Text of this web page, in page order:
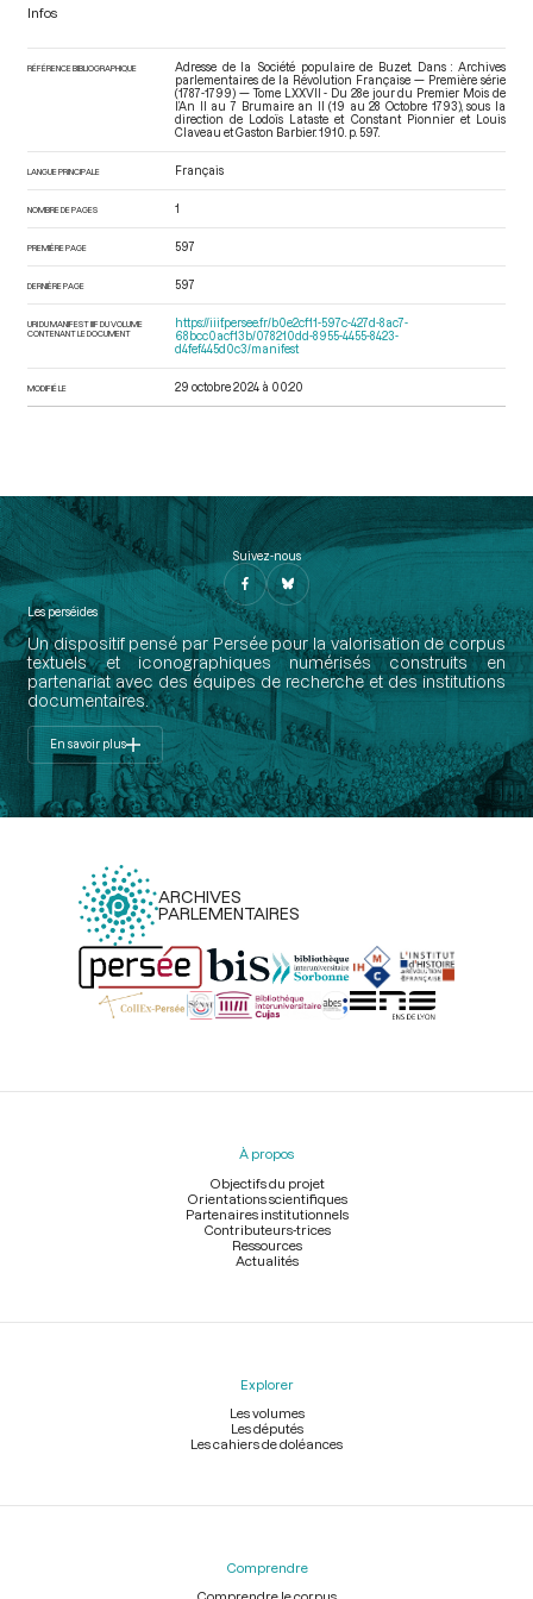
Infos
RÉFÉRENCE BIBLIOGRAPHIQUE
Adresse de la Société populaire de Buzet. Dans : Archives
parlementaires de la Révolution Française — Première série
(1787-1799) — Tome LXXVII - Du 28e jour du Premier Mois de
l’An II au 7 Brumaire an II (19 au 28 Octobre 1793), sous la
direction de Lodoïs Lataste et Constant Pionnier et Louis
Claveau et Gaston Barbier. 1910. p. 597.
LANGUE PRINCIPALE Français
NOMBRE DE PAGES 1
PREMIÈRE PAGE 597
DERNIÈRE PAGE 597
URI DU MANIFEST IIIF DU VOLUME
CONTENANT LE DOCUMENT
https://iiif.persee.fr/b0e2cf11-597c-427d-8ac7-
68bcc0acf13b/078210dd-8955-4455-8423-
d4fef445d0c3/manifest
MODIFIÉ LE 29 octobre 2024 à 00:20
Suivez-nous
Les perséides
Un dispositif pensé par Persée pour la valorisation de corpus
textuels et iconographiques numérisés construits en
partenariat avec des équipes de recherche et des institutions
documentaires.
En savoir plus
ARCHIVES
PARLEMENTAIRES
Menu
À propos
Objectifs du projet
Orientations scientifiques
Partenaires institutionnels
Contributeurs-trices
Ressources
Actualités
Explorer
Les volumes
Les députés
Les cahiers de doléances
Comprendre